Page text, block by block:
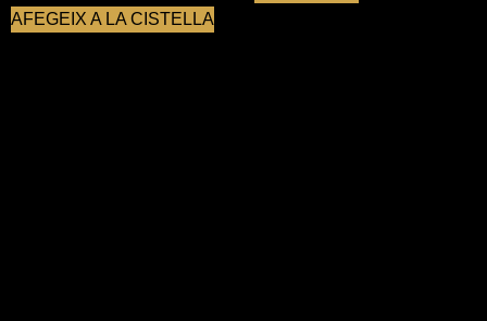
AFEGEIX A LA CISTELLA